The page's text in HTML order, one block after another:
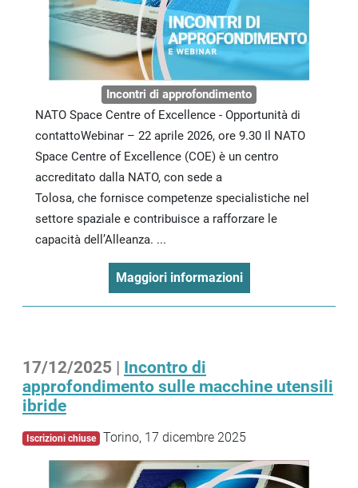
Incontri di approfondimento
NATO Space Centre of Excellence - Opportunità di
contattoWebinar – 22 aprile 2026, ore 9.30 Il NATO
Space Centre of Excellence (COE) è un centro
accreditato dalla NATO, con sede a
Tolosa, che fornisce competenze specialistiche nel
settore spaziale e contribuisce a rafforzare le
capacità dell’Alleanza. ...
Maggiori informazioni
17/12/2025 | Incontro di
approfondimento sulle macchine utensili
ibride
Iscrizioni chiuse Torino, 17 dicembre 2025